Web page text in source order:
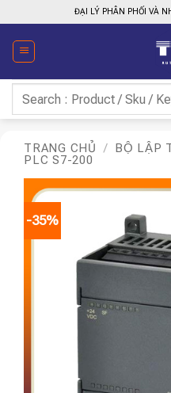
qua
nội
dung
ĐẠI LÝ PHÂN PHỐI VÀ
kiếm:
TRANG CHỦ / BỘ LẬP
PLC S7-200
-35%